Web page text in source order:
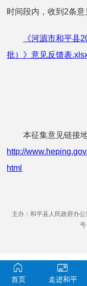
时间段内，收到2条意
《河源市和平县
批）》意见反馈表
本征集意见链接地
http://
html
主办：和平县人民政府办
首页 走进和平